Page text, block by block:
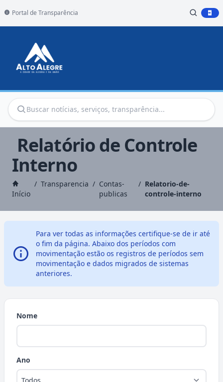
Portal de Transparência
Relatório de Controle
Interno
Início
/ Transparencia / Contas-
publicas
/ Relatorio-de-
controle-interno
Info
Para ver todas as informações certifique-se de ir até
o fim da página. Abaixo dos períodos com
movimentação estão os registros de períodos sem
movimentação e dados migrados de sistemas
anteriores.
Nome
Ano